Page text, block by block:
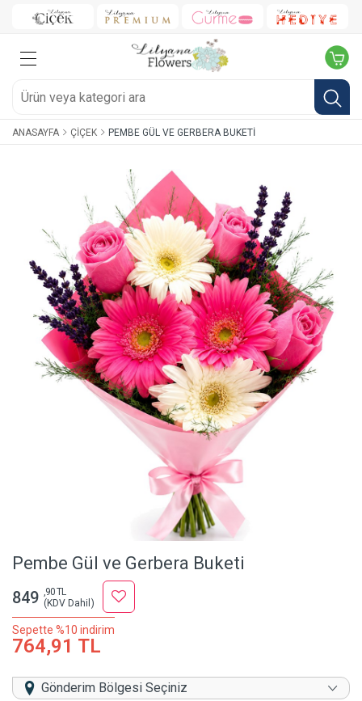
ANASAYFA ÇIÇEK PEMBE GÜL VE GERBERA BUKETI
Pembe Gül ve Gerbera Buketi
849 ,90 TL
(KDV Dahil)
Sepette %10 indirim
764,91 TL
Gönderim Bölgesi Seçiniz